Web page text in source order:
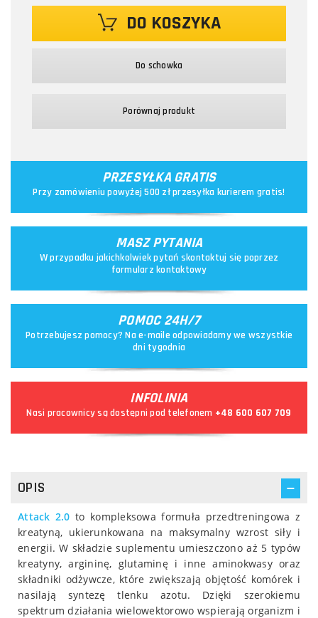
DO KOSZYKA
Do schowka
Porównaj produkt
PRZESYŁKA GRATIS
Przy zamówieniu powyżej 500 zł przesyłka kurierem gratis!
MASZ PYTANIA
W przypadku jakichkolwiek pytań skontaktuj się poprzez
formularz kontaktowy
POMOC 24H/7
Potrzebujesz pomocy? Na e-maile odpowiadamy we wszystkie
dni tygodnia
INFOLINIA
Nasi pracownicy są dostępni pod telefonem +48 600 607 709
OPIS
Attack 2.0to kompleksowa formuła przedtreningowa z
kreatyną, ukierunkowana na maksymalny wzrost siły i
energii. W składzie suplementu umieszczono aż 5 typów
kreatyny, argininę, glutaminę i inne aminokwasy oraz
składniki odżywcze, które zwiększają objętość komórek i
nasilają syntezę tlenku azotu. Dzięki szerokiemu
spektrum działania wielowektorowo wspierają organizm i